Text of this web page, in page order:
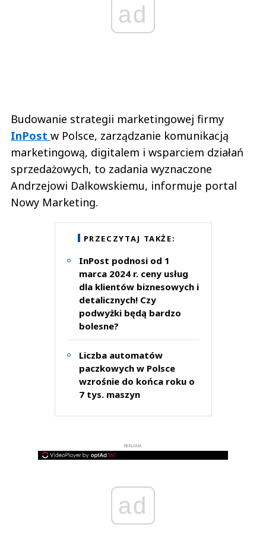
ad
Budowanie strategii marketingowej firmy
InPost w Polsce, zarządzanie komunikacją
marketingową, digitalem i wsparciem działań
sprzedażowych, to zadania wyznaczone
Andrzejowi Dalkowskiemu, informuje portal
Nowy Marketing.
PRZECZYTAJ TAKŻE:
InPost podnosi od 1
marca 2024 r. ceny usług
dla klientów biznesowych i
detalicznych! Czy
podwyżki będą bardzo
bolesne?
Liczba automatów
paczkowych w Polsce
wzrośnie do końca roku o
7 tys. maszyn
REKLAMA
ad